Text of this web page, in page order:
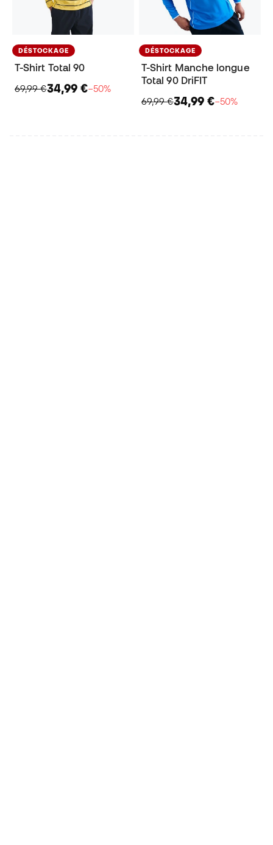
DÉSTOCKAGE
T-Shirt Total 90
69,99 €34,99 €−50%
DÉSTOCKAGE
T-Shirt Manche longue
Total 90 DriFIT
69,99 €34,99 €−50%